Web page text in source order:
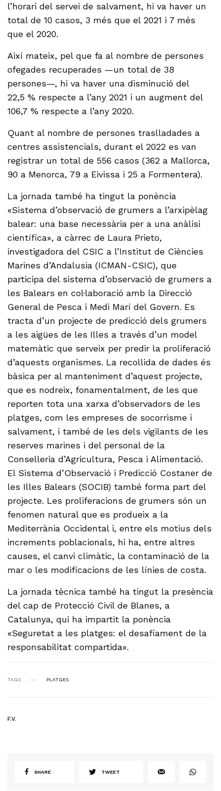
l’horari del servei de salvament, hi va haver un
total de 10 casos, 3 més que el 2021 i 7 més
que el 2020.
Així mateix, pel que fa al nombre de persones
ofegades recuperades —un total de 38
persones—, hi va haver una disminució del
22,5 % respecte a l’any 2021 i un augment del
106,7 % respecte a l’any 2020.
Quant al nombre de persones traslladades a
centres assistencials, durant el 2022 es van
registrar un total de 556 casos (362 a Mallorca,
90 a Menorca, 79 a Eivissa i 25 a Formentera).
La jornada també ha tingut la ponència
«Sistema d’observació de grumers a l’arxipèlag
balear: una base necessària per a una anàlisi
científica», a càrrec de Laura Prieto,
investigadora del CSIC a l’Institut de Ciències
Marines d’Andalusia (ICMAN-CSIC), que
participa del sistema d’observació de grumers a
les Balears en col·laboració amb la Direcció
General de Pesca i Medi Marí del Govern. Es
tracta d’un projecte de predicció dels grumers
a les aigües de les Illes a través d’un model
matemàtic que serveix per predir la proliferació
d’aquests organismes. La recollida de dades és
bàsica per al manteniment d’aquest projecte,
que es nodreix, fonamentalment, de les que
reporten tota una xarxa d’observadors de les
platges, com les empreses de socorrisme i
salvament, i també de les dels vigilants de les
reserves marines i del personal de la
Conselleria d’Agricultura, Pesca i Alimentació.
El Sistema d’Observació i Predicció Costaner de
les Illes Balears (SOCIB) també forma part del
projecte. Les proliferacions de grumers són un
fenomen natural que es produeix a la
Mediterrània Occidental i, entre els motius dels
increments poblacionals, hi ha, entre altres
causes, el canvi climàtic, la contaminació de la
mar o les modificacions de les línies de costa.
La jornada tècnica també ha tingut la presència
del cap de Protecció Civil de Blanes, a
Catalunya, qui ha impartit la ponència
«Seguretat a les platges: el desafiament de la
responsabilitat compartida».
TAGS PLATGES
F.V.
SHARE TWEET